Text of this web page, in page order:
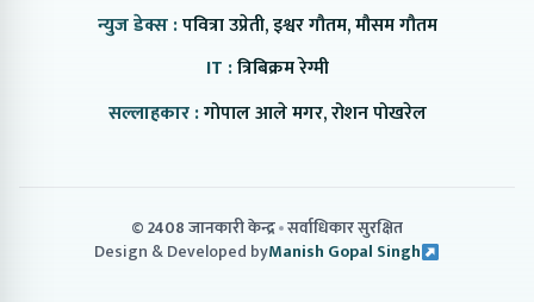
न्युज डेक्स :पवित्रा उप्रेती, इश्वर गौतम, मौसम गौतम
IT :त्रिबिक्रम रेग्मी
सल्लाहकार :गोपाल आले मगर, रोशन पोखरेल
© 2408 जानकारी केन्द्र सर्वाधिकार सुरक्षित
Design & Developed byManish Gopal Singh